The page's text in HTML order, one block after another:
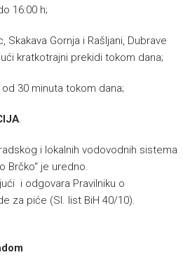
16:00 h;
Skakava Gornja i Rašljani, Dubrave
kratkotrajni prekidi tokom dana;
30 minuta tokom dana;
.
i lokalnih vodovodnih sistema
Brčko“ je uredno.
i odgovara Pravilniku o
za piće (Sl. list BiH 40/10).